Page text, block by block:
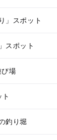
」スポット
スポット
場
釣り堀